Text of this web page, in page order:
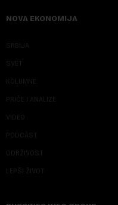
NOVA EKONOMIJA
SRBIJA
SVET
KOLUMNE
PRIČE I ANALIZE
VIDEO
PODCAST
ODRŽIVOST
LEPŠI ŽIVOT